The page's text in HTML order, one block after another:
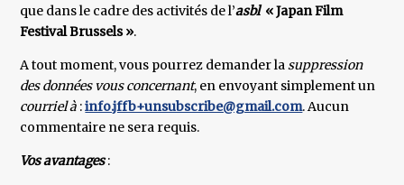
que dans le cadre des activités de l’asbl « Japan Film
Festival Brussels ».
A tout moment, vous pourrez demander lasuppression
des données vous concernant, en envoyant simplement un
courriel à :info.jffb+unsubscribe@gmail.com. Aucun
commentaire ne sera requis.
Vos avantages: